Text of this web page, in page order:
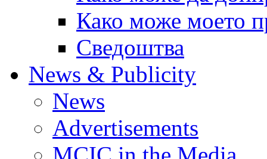
Како може моето
Сведоштва
News & Publicity
News
Advertisements